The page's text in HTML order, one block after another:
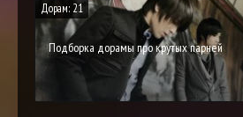
Дорам: 21
Подборка дорамы про крутых парней